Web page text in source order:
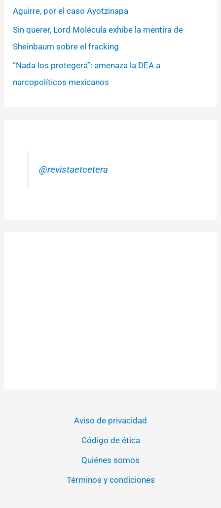
Aguirre, por el caso Ayotzinapa
Sin querer, Lord Molécula exhibe la mentira de
Sheinbaum sobre el fracking
“Nada los protegerá”: amenaza la DEA a
narcopolíticos mexicanos
@revistaetcetera
Aviso de privacidad
Código de ética
Quiénes somos
Términos y condiciones